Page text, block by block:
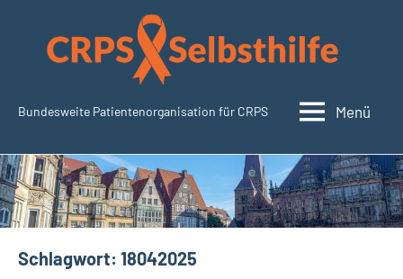
springen
SudeckSelbsthilfe.org
Bundesweite Patientenorganisation für CRPS Menü
Schlagwort: 18042025